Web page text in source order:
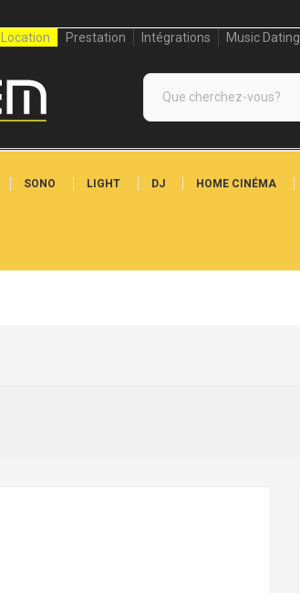
Location Prestation Intégrations Music Dating
SONO LIGHT DJ HOME CINÉMA